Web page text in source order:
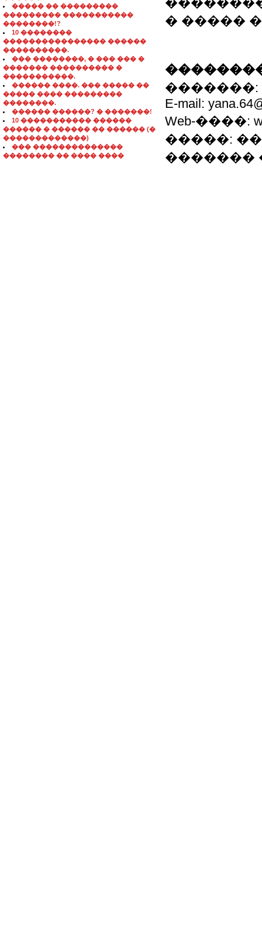
����� �� ���������
��������� �����������
��������!?
10 ��������
���������������� ������
����������.
��� ��������, � ��� ��� �
������� ���������� �
�����������.
������ ����. ��� ����� ��
����� ���� ���������
��������.
������ ������? � �������!
10 ����������� ������
������ � ������ �� ������ (�
�������������)
��� ��������������
�������� �� ���� ����
� �����
�������: +38
E-mail:
Web-����:
�����:
�������